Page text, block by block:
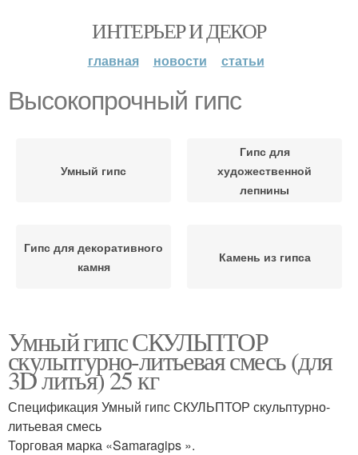
ИНТЕРЬЕР И ДЕКОР
главная новости статьи
Высокопрочный гипс
Умный гипс
Гипс для
художественной
лепнины
Гипс для декоративного
камня
Камень из гипса
Умный гипс СКУЛЬПТОР
скульптурно-литьевая смесь (для
3D литья) 25 кг
Спецификация Умный гипс СКУЛЬПТОР скульптурно-
литьевая смесь
Торговая марка «Samaragips ».